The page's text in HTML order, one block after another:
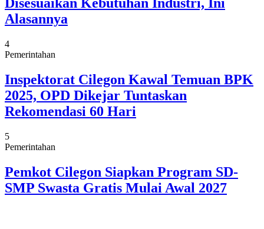
Alasannya
4
Pemerintahan
Inspektorat Cilegon Kawal Temuan BPK
2025, OPD Dikejar Tuntaskan
Rekomendasi 60 Hari
5
Pemerintahan
Pemkot Cilegon Siapkan Program SD-
SMP Swasta Gratis Mulai Awal 2027